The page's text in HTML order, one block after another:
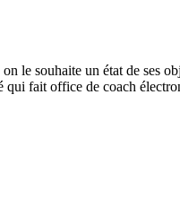
le souhaite un état de ses
qui fait office de coach